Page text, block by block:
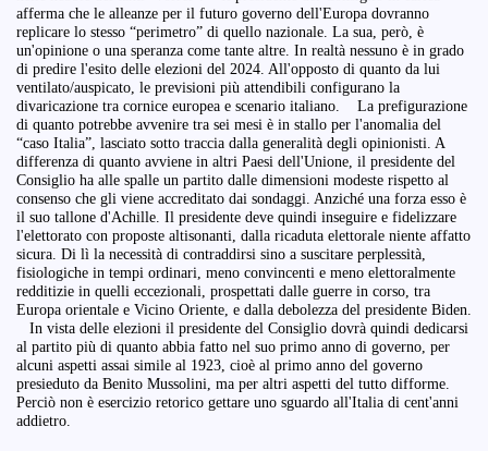
afferma che le alleanze per il futuro governo dell'Europa dovranno
replicare lo stesso “perimetro” di quello nazionale. La sua, però, è
un'opinione o una speranza come tante altre. In realtà nessuno è in grado
di predire l'esito delle elezioni del 2024. All'opposto di quanto da lui
ventilato/auspicato, le previsioni più attendibili configurano la
divaricazione tra cornice europea e scenario italiano. La prefigurazione
di quanto potrebbe avvenire tra sei mesi è in stallo per l'anomalia del
“caso Italia”, lasciato sotto traccia dalla generalità degli opinionisti. A
differenza di quanto avviene in altri Paesi dell'Unione, il presidente del
Consiglio ha alle spalle un partito dalle dimensioni modeste rispetto al
consenso che gli viene accreditato dai sondaggi. Anziché una forza esso è
il suo tallone d'Achille. Il presidente deve quindi inseguire e fidelizzare
l'elettorato con proposte altisonanti, dalla ricaduta elettorale niente affatto
sicura. Di lì la necessità di contraddirsi sino a suscitare perplessità,
fisiologiche in tempi ordinari, meno convincenti e meno elettoralmente
redditizie in quelli eccezionali, prospettati dalle guerre in corso, tra
Europa orientale e Vicino Oriente, e dalla debolezza del presidente Biden.
In vista delle elezioni il presidente del Consiglio dovrà quindi dedicarsi
al partito più di quanto abbia fatto nel suo primo anno di governo, per
alcuni aspetti assai simile al 1923, cioè al primo anno del governo
presieduto da Benito Mussolini, ma per altri aspetti del tutto difforme.
Perciò non è esercizio retorico gettare uno sguardo all'Italia di cent'anni
addietro.